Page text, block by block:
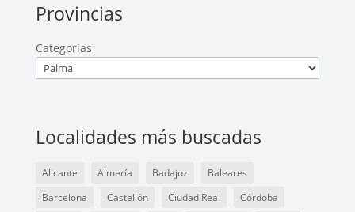
Provincias
Categorías
Localidades más buscadas
Alicante Almería Badajoz
Baleares
Barcelona
Castellón Ciudad Real
Córdoba